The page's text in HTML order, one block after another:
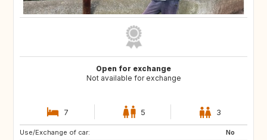
Open for exchange
Not available for exchange
7 5 3
Use/Exchange of car:
No